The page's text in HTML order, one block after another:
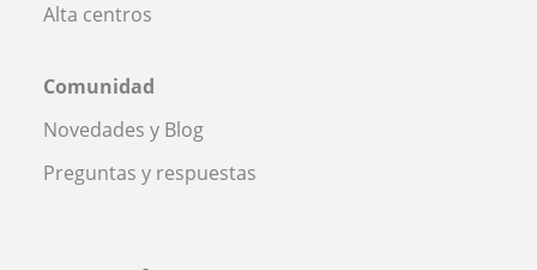
Alta centros
Comunidad
Novedades y Blog
Preguntas y respuestas